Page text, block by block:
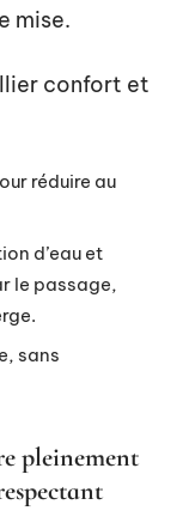
mise.
confort et
réduire au
d’eau et
le passage,
sans
pleinement